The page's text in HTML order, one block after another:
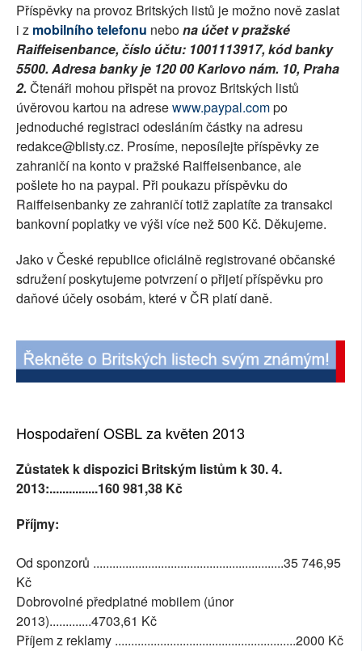
Příspěvky na provoz Britských listů je možno nově zaslat
i z mobilního telefonu nebona účet v pražské
Raiffeisenbance, číslo účtu: 1001113917, kód banky
5500. Adresa banky je 120 00 Karlovo nám. 10, Praha
2. Čtenáři mohou přispět na provoz Britských listů
úvěrovou kartou na adresewww.paypal.compo
jednoduché registraci odesláním částky na adresu
redakce@blisty.cz. Prosíme, neposílejte příspěvky ze
zahraničí na konto v pražské Raiffeisenbance, ale
pošlete ho na paypal. Při poukazu příspěvku do
Raiffeisenbanky ze zahraničí totiž zaplatíte za transakci
bankovní poplatky ve výši více než 500 Kč. Děkujeme.
Jako v České republice oficiálně registrované občanské
sdružení poskytujeme potvrzení o přijetí příspěvku pro
daňové účely osobám, které v ČR platí daně.
Hospodaření OSBL za květen 2013
Zůstatek k dispozici Britským listům k 30. 4.
2013:...............160 981,38 Kč
Příjmy:
Od sponzorů ...........................................................35 746,95
Kč
Dobrovolné předplatné mobilem (únor
2013).............4703,61 Kč
Příjem z reklamy ........................................................2000 Kč